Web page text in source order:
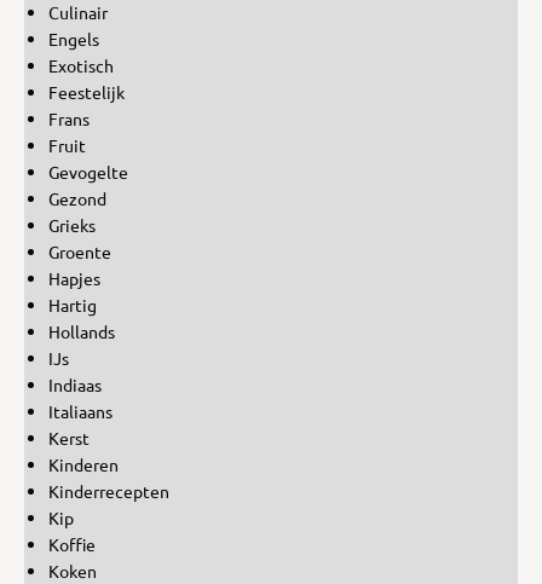
Culinair
Engels
Exotisch
Feestelijk
Frans
Fruit
Gevogelte
Gezond
Grieks
Groente
Hapjes
Hartig
Hollands
IJs
Indiaas
Italiaans
Kerst
Kinderen
Kinderrecepten
Kip
Koffie
Koken